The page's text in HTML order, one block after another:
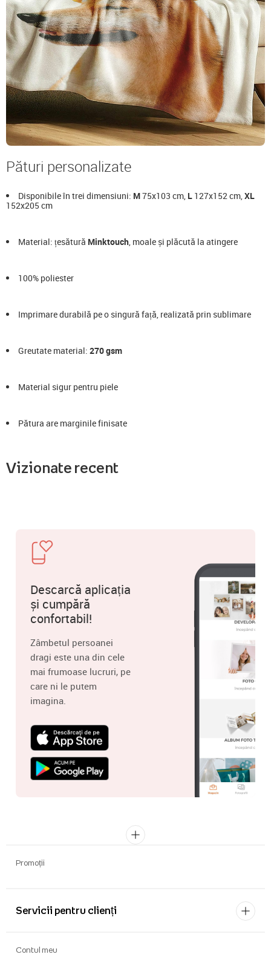
Pături personalizate
Disponibile în trei dimensiuni: M75x103 cm, L 127x152 cm,XL
152x205 cm
Material: țesătură Minktouch, moale și plăcută la atingere
100% poliester
Imprimare durabilă pe o singură față, realizată prin sublimare
Greutate material: 270 gsm
Material sigur pentru piele
Pătura are marginile finisate
Vizionate recent
Descarcă aplicația
și cumpără
confortabil!
Zâmbetul persoanei
dragi este una din cele
mai frumoase lucruri, pe
care ni le putem
imagina.
Promoții
Servicii pentru clienți
Contul meu